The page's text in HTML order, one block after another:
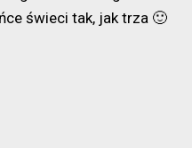
świeci tak, jak trza 🙂